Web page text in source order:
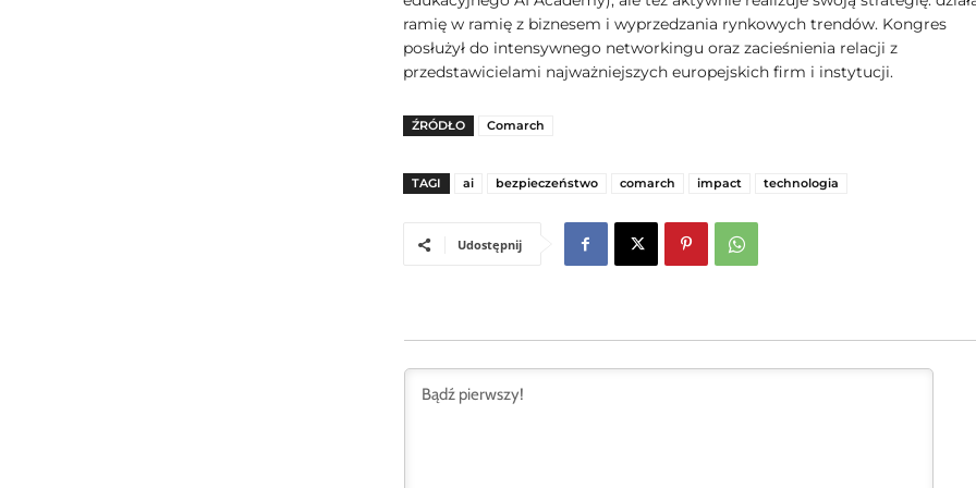
ramię w ramię z biznesem i wyprzedzania rynkowych trendów. Kongres
posłużył do intensywnego networkingu oraz zacieśnienia relacji z
przedstawicielami najważniejszych europejskich firm i instytucji.
ŹRÓDŁO Comarch
TAGI ai bezpieczeństwo comarch impact technologia
Udostępnij